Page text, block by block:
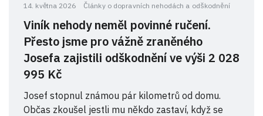
14. května 2026 Články o dopravních nehodách a odškodnění
Viník nehody neměl povinné ručení.
Přesto jsme pro vážně zraněného
Josefa zajistili odškodnění ve výši 2 028
995 Kč
Josef stopnul známou pár kilometrů od domu.
Občas zkoušel jestli mu někdo zastaví, když se